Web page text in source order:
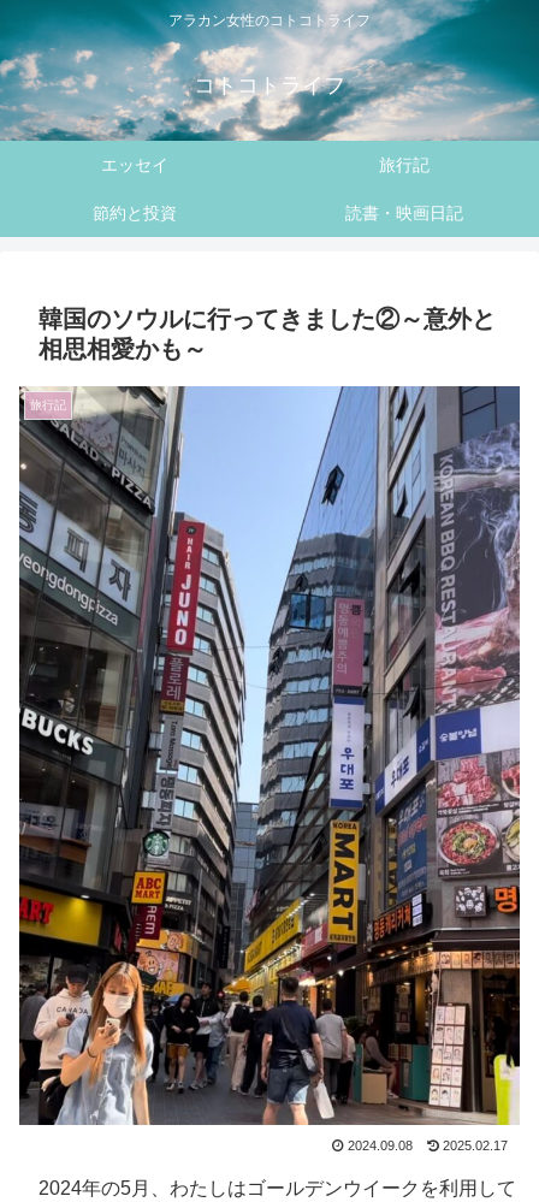
アラカン女性のコトコトライフ
コトコトライフ
エッセイ 旅行記
節約と投資 読書・映画日記
韓国のソウルに行ってきました②～意外と
相思相愛かも～
旅行記
2024.09.08 2025.02.17
2024年の5月、わたしはゴールデンウイークを利用して